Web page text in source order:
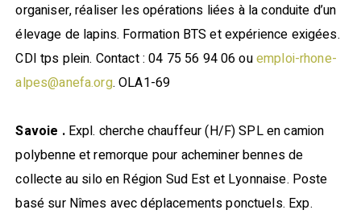
organiser, réaliser les opérations liées à la conduite d’un
élevage de lapins. Formation BTS et expérience exigées.
CDI tps plein. Contact : 04 75 56 94 06 ouemploi-rhone-
alpes@anefa.org. OLA1-69
Savoie .Expl. cherche chauffeur (H/F) SPL en camion
polybenne et remorque pour acheminer bennes de
collecte au silo en Région Sud Est et Lyonnaise. Poste
basé sur Nîmes avec déplacements ponctuels. Exp.